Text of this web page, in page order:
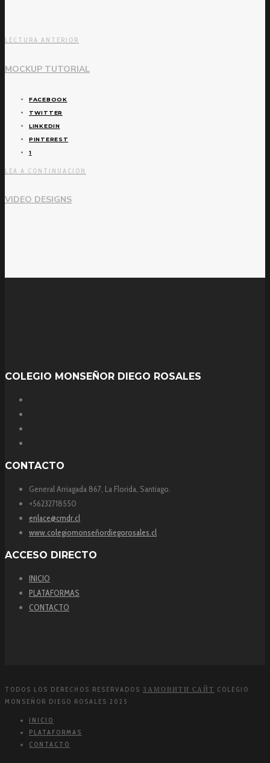
LECTURA ANTERIOR
MOCKUP TUTORIAL
FACEBOOK
TWITTER
LINKEDIN
PINTEREST
1
LEA A CONTINUACIÓN
VIDEO DESIGNS
COLEGIO MONSEÑOR DIEGO ROSALES
CONTACTO
General Arriagada 867, La Florida, Santiago.
+56232718550
enlace@cmdr.cl
www.colegiomonseñordiegorosales.cl
ACCESO DIRECTO
INICIO
PLATAFORMAS
CONTACTO
TODOS LOS DERECHOS RESERVADOS ЗАМОВИТИ САЙТ COLEGIO
MONSEÑOR DIEGO ROSALES 2025
INICIO
PLATAFORMAS
CONTACTO